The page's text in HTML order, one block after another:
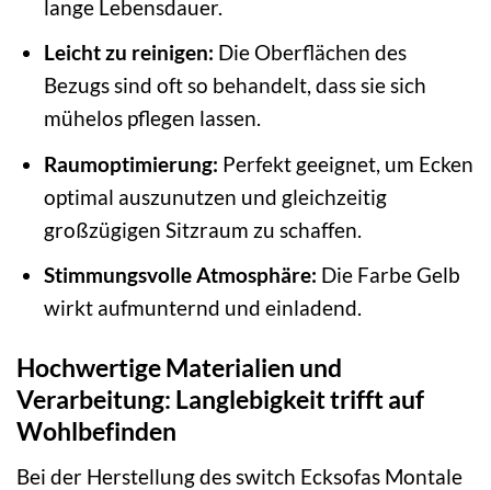
lange Lebensdauer.
Leicht zu reinigen: Die Oberflächen des
Bezugs sind oft so behandelt, dass sie sich
mühelos pflegen lassen.
Raumoptimierung: Perfekt geeignet, um Ecken
optimal auszunutzen und gleichzeitig
großzügigen Sitzraum zu schaffen.
Stimmungsvolle Atmosphäre: Die Farbe Gelb
wirkt aufmunternd und einladend.
Hochwertige Materialien und
Verarbeitung: Langlebigkeit trifft auf
Wohlbefinden
Bei der Herstellung des switch Ecksofas Montale